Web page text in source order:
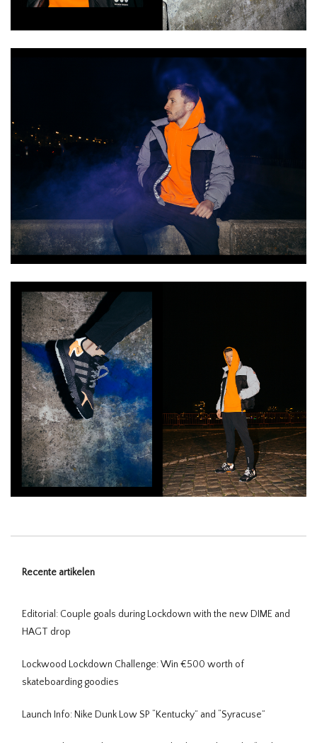
Recente artikelen
Editorial: Couple goals during Lockdown with the new DIME and
HAGT drop
Lockwood Lockdown Challenge: Win €500 worth of
skateboarding goodies
Launch Info: Nike Dunk Low SP “Kentucky” and “Syracuse”